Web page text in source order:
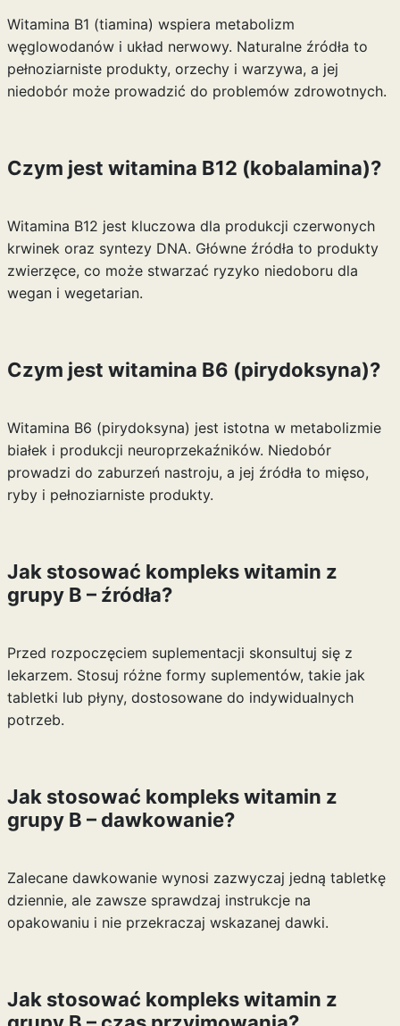
Witamina B1 (tiamina) wspiera metabolizm
węglowodanów i układ nerwowy. Naturalne źródła to
pełnoziarniste produkty, orzechy i warzywa, a jej
niedobór może prowadzić do problemów zdrowotnych.
Czym jest witamina B12 (kobalamina)?
Witamina B12 jest kluczowa dla produkcji czerwonych
krwinek oraz syntezy DNA. Główne źródła to produkty
zwierzęce, co może stwarzać ryzyko niedoboru dla
wegan i wegetarian.
Czym jest witamina B6 (pirydoksyna)?
Witamina B6 (pirydoksyna) jest istotna w metabolizmie
białek i produkcji neuroprzekaźników. Niedobór
prowadzi do zaburzeń nastroju, a jej źródła to mięso,
ryby i pełnoziarniste produkty.
Jak stosować kompleks witamin z
grupy B – źródła?
Przed rozpoczęciem suplementacji skonsultuj się z
lekarzem. Stosuj różne formy suplementów, takie jak
tabletki lub płyny, dostosowane do indywidualnych
potrzeb.
Jak stosować kompleks witamin z
grupy B – dawkowanie?
Zalecane dawkowanie wynosi zazwyczaj jedną tabletkę
dziennie, ale zawsze sprawdzaj instrukcje na
opakowaniu i nie przekraczaj wskazanej dawki.
Jak stosować kompleks witamin z